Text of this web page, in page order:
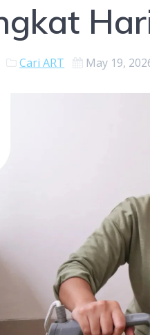
Cari ART May 19,